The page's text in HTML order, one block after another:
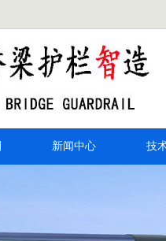
新闻中心 技